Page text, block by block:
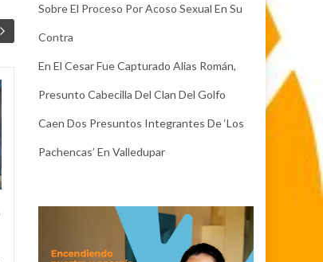
En el Cesar fue
capturado alias
cabecilla del Clan
presuntamente cuatro años
de su vida al servicio de la
organización criminal Clan del
Sobre El Proceso Por Acoso Sexual En Su
Contra
En El Cesar Fue Capturado Alias Román,
Presunto Cabecilla Del Clan Del Golfo
Caen Dos Presuntos Integrantes De ‘Los
Pachencas’ En Valledupar